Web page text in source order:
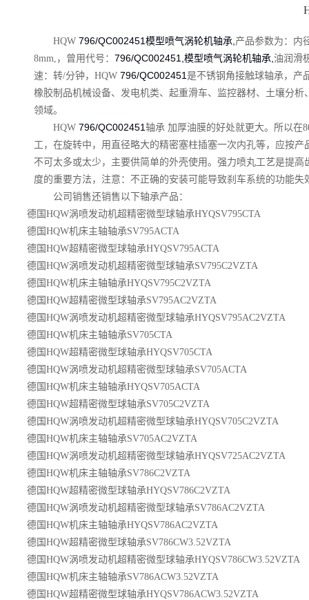
HQW 796/QC002451模型喷气涡轮机轴承, 产品参数为：内
8mm,，曾用代号： 796/QC002451, 模型喷气涡轮机轴承, 油润滑
速：转/分钟，HQW 796/QC002451是不锈钢角接触球轴承，产
橡胶制品机械设备、发电机类、起重滑车、监控器材、土壤分
领域。
HQW 796/QC002451轴承 加厚油膜的好处就更大。所以在
工，在旋转中，用直径略大的精密塞柱插塞一次内孔等，应按
不可太多或太少，主要供简单的外壳使用。强力喷丸工艺是提
度的重要方法，注意：不正确的安装可能导致刹车系统的功能失
公司销售还销售以下轴承产品：
德国HQW涡喷发动机超精密微型球轴承HYQSV795CTA
德国HQW机床主轴轴承SV795ACTA
德国HQW超精密微型球轴承HYQSV795ACTA
德国HQW涡喷发动机超精密微型球轴承SV795C2VZTA
德国HQW机床主轴轴承HYQSV795C2VZTA
德国HQW超精密微型球轴承SV795AC2VZTA
德国HQW涡喷发动机超精密微型球轴承HYQSV795AC2VZTA
德国HQW机床主轴轴承SV705CTA
德国HQW超精密微型球轴承HYQSV705CTA
德国HQW涡喷发动机超精密微型球轴承SV705ACTA
德国HQW机床主轴轴承HYQSV705ACTA
德国HQW超精密微型球轴承SV705C2VZTA
德国HQW涡喷发动机超精密微型球轴承HYQSV705C2VZTA
德国HQW机床主轴轴承SV705AC2VZTA
德国HQW涡喷发动机超精密微型球轴承HYQSV725AC2VZTA
德国HQW机床主轴轴承SV786C2VZTA
德国HQW超精密微型球轴承HYQSV786C2VZTA
德国HQW涡喷发动机超精密微型球轴承SV786AC2VZTA
德国HQW机床主轴轴承HYQSV786AC2VZTA
德国HQW超精密微型球轴承SV786CW3.52VZTA
德国HQW涡喷发动机超精密微型球轴承HYQSV786CW3.52VZTA
德国HQW机床主轴轴承SV786ACW3.52VZTA
德国HQW超精密微型球轴承HYQSV786ACW3.52VZTA